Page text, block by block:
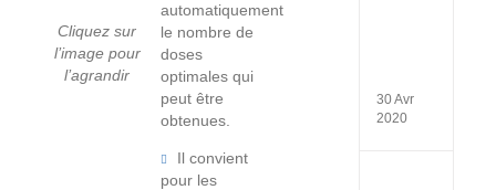
Cliquez sur
l’image pour
l’agrandir
automatiquement
le nombre de
doses
optimales qui
peut être
obtenues.
Il convient
pour les
30 Avr
2020